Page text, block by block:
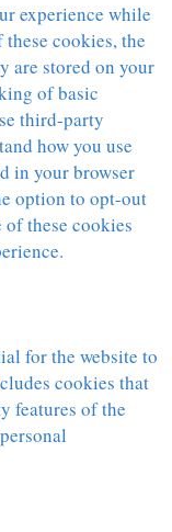
experience while
cookies, the
are stored on your
of basic
third-party
how you use
in your browser
option to opt-out
these cookies
for the website to
cookies that
features of the